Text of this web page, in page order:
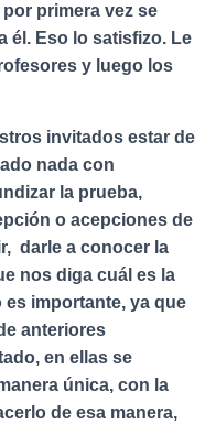
primera vez se
él. Eso lo satisfizo. Le
y luego los
invitados estar de
nada con
la prueba,
o acepciones de
darle a conocer la
nos diga cuál es la
es importante, ya que
anteriores
en ellas se
única, con la
de esa manera,